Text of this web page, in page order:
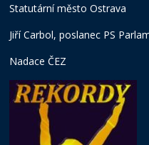
Statutární město Ostrava
Jiří Carbol, poslanec PS
Nadace ČEZ